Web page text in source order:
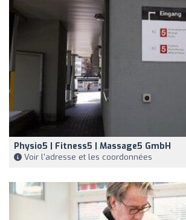
Physio5 | Fitness5 | Massage5 GmbH
Voir l'adresse et les coordonnées